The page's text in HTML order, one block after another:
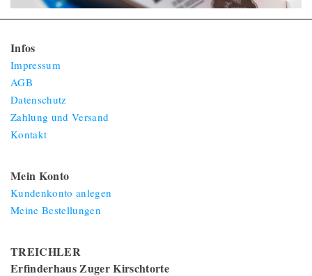
Infos
Impressum
AGB
Datenschutz
Zahlung und Versand
Kontakt
Mein Konto
Kundenkonto anlegen
Meine Bestellungen
TREICHLER
Erfinderhaus Zuger Kirschtorte